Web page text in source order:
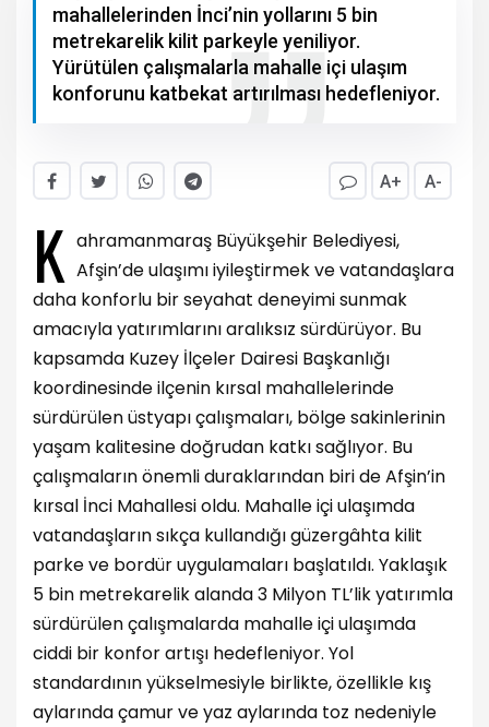
mahallelerinden İnci’nin yollarını 5 bin
metrekarelik kilit parkeyle yeniliyor.
Yürütülen çalışmalarla mahalle içi ulaşım
konforunu katbekat artırılması hedefleniyor.
A+ A-
K ahramanmaraş Büyükşehir Belediyesi,
Afşin’de ulaşımı iyileştirmek ve vatandaşlara
daha konforlu bir seyahat deneyimi sunmak
amacıyla yatırımlarını aralıksız sürdürüyor. Bu
kapsamda Kuzey İlçeler Dairesi Başkanlığı
koordinesinde ilçenin kırsal mahallelerinde
sürdürülen üstyapı çalışmaları, bölge sakinlerinin
yaşam kalitesine doğrudan katkı sağlıyor. Bu
çalışmaların önemli duraklarından biri de Afşin’in
kırsal İnci Mahallesi oldu. Mahalle içi ulaşımda
vatandaşların sıkça kullandığı güzergâhta kilit
parke ve bordür uygulamaları başlatıldı. Yaklaşık
5 bin metrekarelik alanda 3 Milyon TL’lik yatırımla
sürdürülen çalışmalarda mahalle içi ulaşımda
ciddi bir konfor artışı hedefleniyor. Yol
standardının yükselmesiyle birlikte, özellikle kış
aylarında çamur ve yaz aylarında toz nedeniyle